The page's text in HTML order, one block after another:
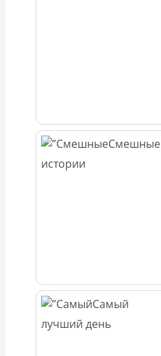
Смешные
истории
Самый
лучший день